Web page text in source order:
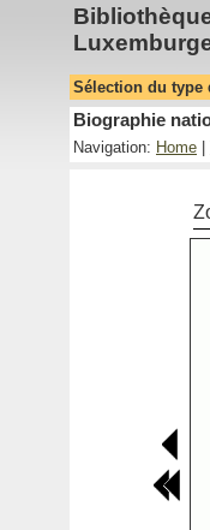
Sélection du type
Biographie
Navigation: Home